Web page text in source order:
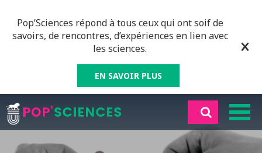
Pop’Sciences répond à tous ceux qui ont soif de
savoirs, de rencontres, d’expériences en lien avec
les sciences.
EN SAVOIR PLUS